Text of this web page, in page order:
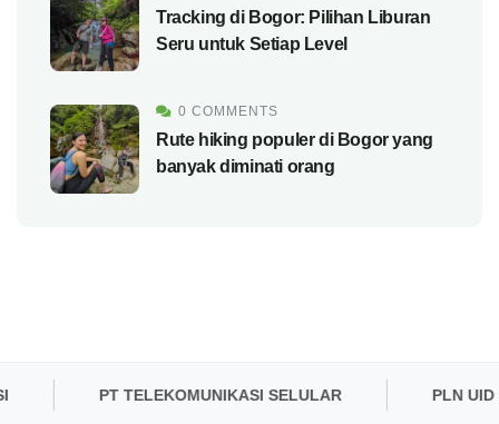
Tracking di Bogor: Pilihan Liburan
Seru untuk Setiap Level
0 COMMENTS
Rute hiking populer di Bogor yang
banyak diminati orang
PT TELEKOMUNIKASI SELULAR PLN UID